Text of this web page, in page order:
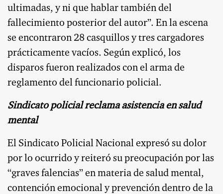
ultimadas, y ni que hablar también del
fallecimiento posterior del autor”. En la escena
se encontraron 28 casquillos y tres cargadores
prácticamente vacíos. Según explicó, los
disparos fueron realizados con el arma de
reglamento del funcionario policial.
Sindicato policial reclama asistencia en salud
mental
El Sindicato Policial Nacional expresó su dolor
por lo ocurrido y reiteró su preocupación por las
“graves falencias” en materia de salud mental,
contención emocional y prevención dentro de la